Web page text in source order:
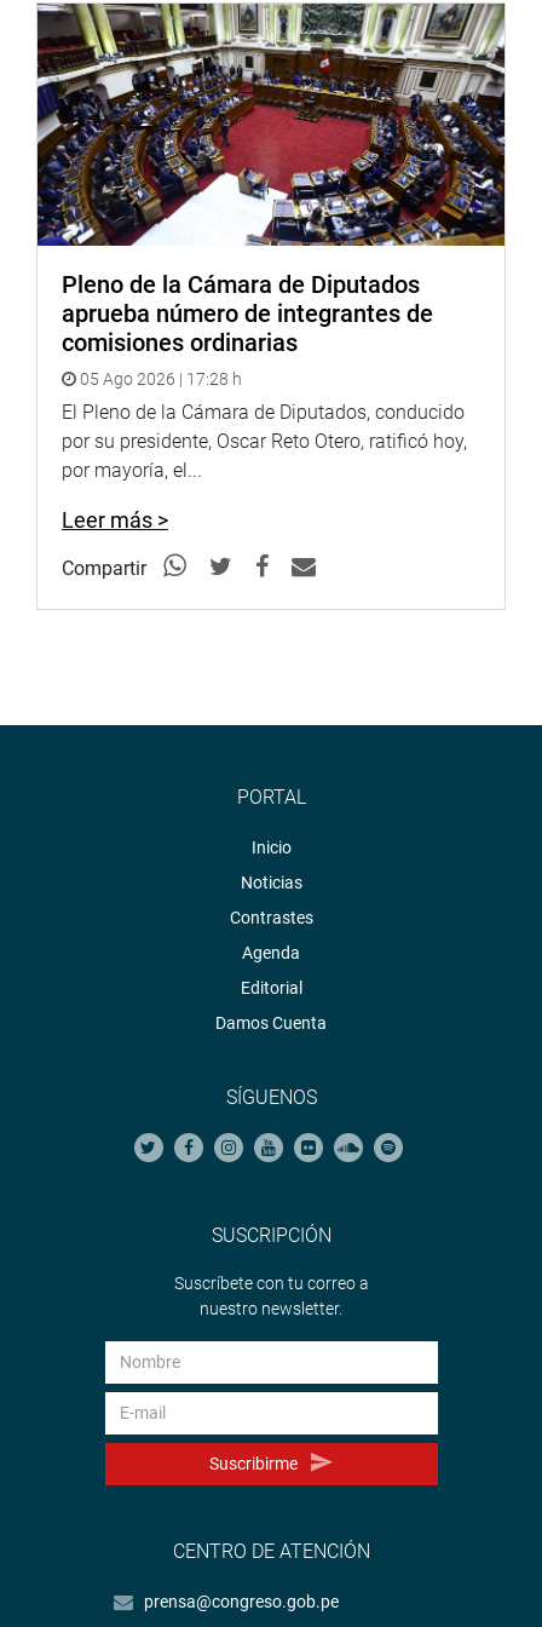
Pleno de la Cámara de Diputados
aprueba número de integrantes de
comisiones ordinarias
05 Ago 2026 | 17:28 h
El Pleno de la Cámara de Diputados, conducido
por su presidente, Oscar Reto Otero, ratificó hoy,
por mayoría, el...
Leer más >
Compartir
PORTAL
Inicio
Noticias
Contrastes
Agenda
Editorial
Damos Cuenta
SÍGUENOS
SUSCRIPCIÓN
Suscríbete con tu correo a
nuestro newsletter.
Suscribirme
CENTRO DE ATENCIÓN
prensa@congreso.gob.pe